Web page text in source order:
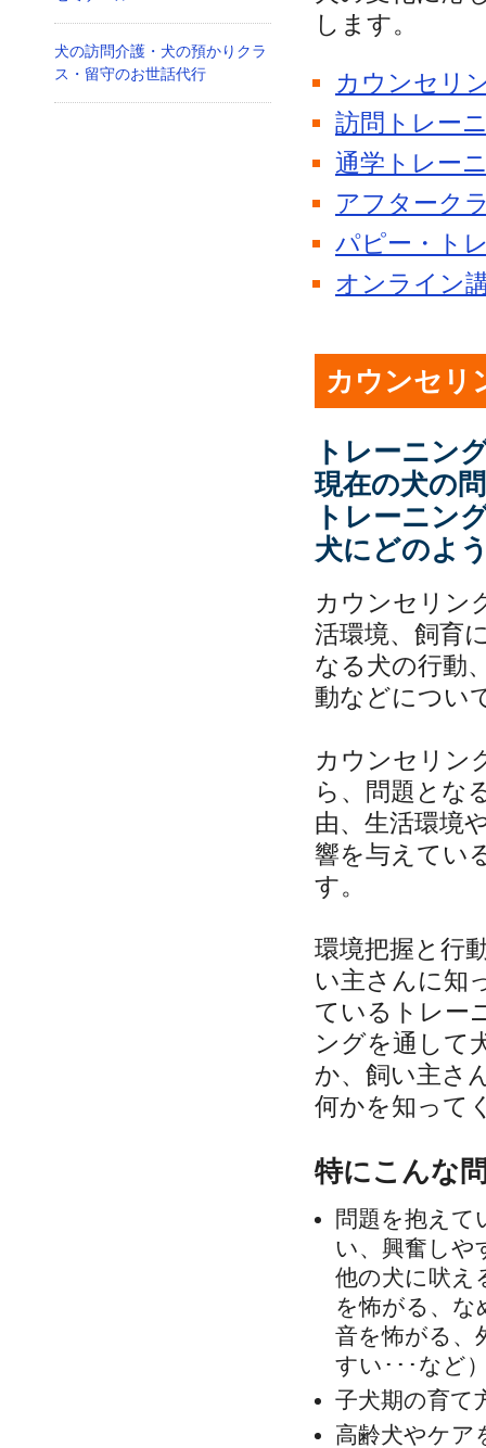
犬の訪問介護・犬の預かりクラ
ス・留守のお世話代行
します。
カウンセリ
訪問トレー
通学トレー
アフターク
パピー・ト
オンライン
カウンセリ
トレーニン
現在の犬の
トレーニン
犬にどのよ
カウンセリン
活環境、飼育
なる犬の行動
動などについ
カウンセリン
ら、問題とな
由、生活環境
響を与えてい
す。
環境把握と行
い主さんに知
ているトレー
ングを通して
か、飼い主さ
何かを知って
特にこんな
問題を抱えて
い、興奮しや
他の犬に吠え
を怖がる、な
音を怖がる、
すい･･･など
子犬期の育て
高齢犬やケア